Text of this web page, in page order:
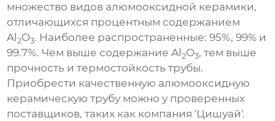
множество видов алюмооксидной керамики,
отличающихся процентным содержанием
Al2O3. Наиболее распространенные: 95%, 99% и
99.7%. Чем выше содержание Al2O3, тем выше
прочность и термостойкость трубы.
Приобрести качественную алюмооксидную
керамическую трубу можно у проверенных
поставщиков, таких как компания 'Цишуай'.